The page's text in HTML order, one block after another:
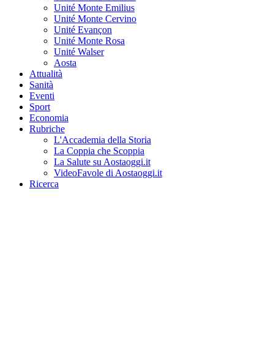
Unité Monte Emilius
Unité Monte Cervino
Unité Evançon
Unité Monte Rosa
Unité Walser
Aosta
Attualità
Sanità
Eventi
Sport
Economia
Rubriche
L'Accademia della Storia
La Coppia che Scoppia
La Salute su Aostaoggi.it
VideoFavole di Aostaoggi.it
Ricerca